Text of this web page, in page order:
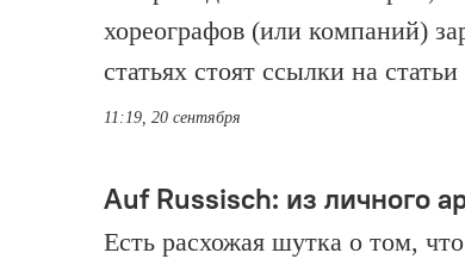
хореографов (или компаний)
статьях стоят ссылки на
11:19, 20 сентября
Auf Russisch: из личного
Есть расхожая шутка о том,